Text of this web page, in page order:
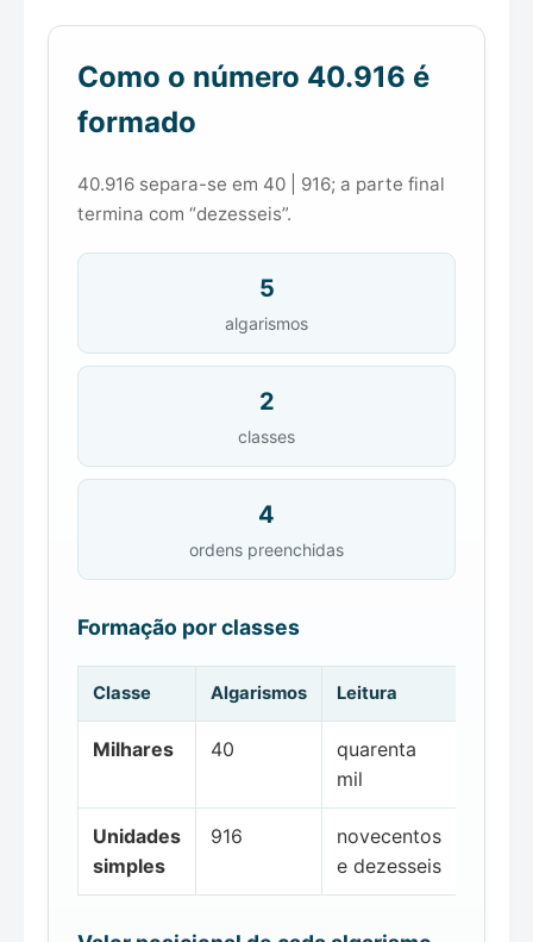
Como o número 40.916 é
formado
40.916 separa-se em 40 | 916; a parte final
termina com “dezesseis”.
5
algarismos
2
classes
4
ordens preenchidas
Formação por classes
Classe Algarismos Leitura
Milhares 40
quarenta
mil
Unidades
simples
916
novecentos
e dezesseis